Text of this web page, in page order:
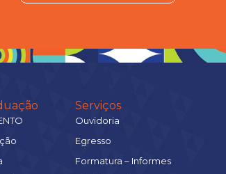
Serviços
Ouvidoria
Egresso
Formatura – Informes